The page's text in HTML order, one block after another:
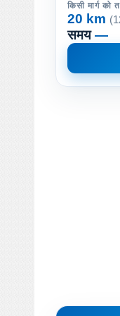
किसी मार्ग को
20 km
समय—